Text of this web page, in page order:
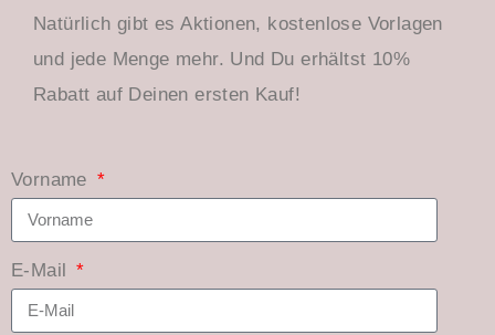
Natürlich gibt es Aktionen, kostenlose Vorlagen
und jede Menge mehr. Und Du erhältst 10%
Rabatt auf Deinen ersten Kauf!
Vorname
E-Mail